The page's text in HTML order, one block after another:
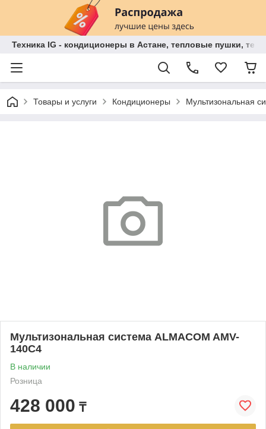
Техника IG - кондиционеры в Астане, тепловые пушки,
Товары и услуги Кондиционеры Мультизональная
Мультизональная система ALMACOM AMV-
140С4
В наличии
Розница
428 000 ₸